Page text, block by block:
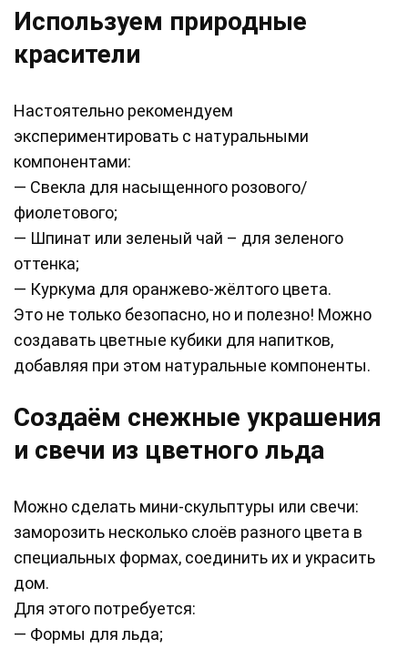
Используем природные
красители
Настоятельно рекомендуем
экспериментировать с натуральными
компонентами:
— Свекла для насыщенного розового/
фиолетового;
— Шпинат или зеленый чай – для зеленого
оттенка;
— Куркума для оранжево-жёлтого цвета.
Это не только безопасно, но и полезно! Можно
создавать цветные кубики для напитков,
добавляя при этом натуральные компоненты.
Создаём снежные украшения
и свечи из цветного льда
Можно сделать мини-скульптуры или свечи:
заморозить несколько слоёв разного цвета в
специальных формах, соединить их и украсить
дом.
Для этого потребуется:
— Формы для льда;